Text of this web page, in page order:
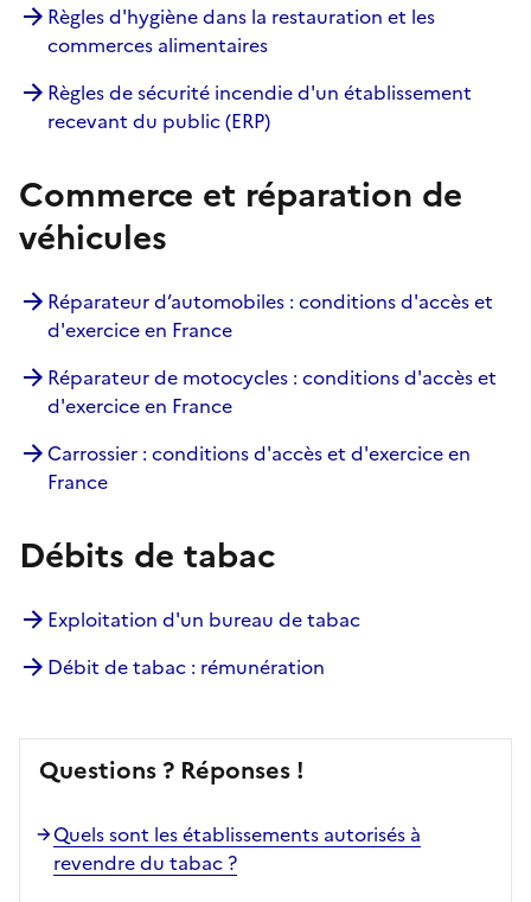
Règles d'hygiène dans la restauration et les
commerces alimentaires
Règles de sécurité incendie d'un établissement
recevant du public (ERP)
Commerce et réparation de
véhicules
Réparateur d’automobiles : conditions d'accès et
d'exercice en France
Réparateur de motocycles : conditions d'accès et
d'exercice en France
Carrossier : conditions d'accès et d'exercice en
France
Débits de tabac
Exploitation d'un bureau de tabac
Débit de tabac : rémunération
Questions ? Réponses !
Quels sont les établissements autorisés à
revendre du tabac ?